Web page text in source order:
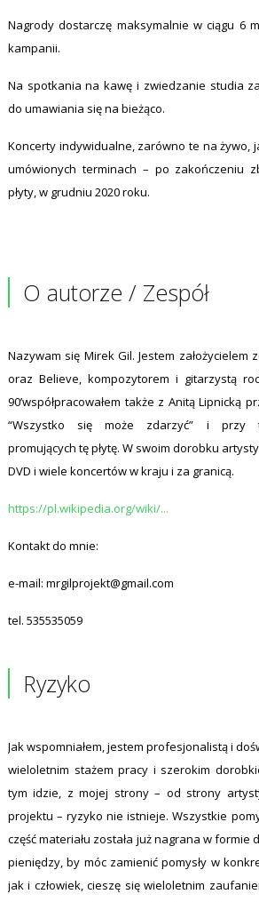
Nagrody dostarczę maksymalnie w ciągu 6
kampanii.
Na spotkania na kawę i zwiedzanie studia
do umawiania się na bieżąco.
Koncerty indywidualne, zarówno te na żywo,
umówionych terminach – po zakończeniu
płyty, w grudniu 2020 roku.
O autorze / Zespół
Nazywam się Mirek Gil. Jestem założycielem
oraz Believe, kompozytorem i gitarzystą
90’współpracowałem także z Anitą Lipnicką
“Wszystko się może zdarzyć” i przy
promujących tę płytę. W swoim dorobku
DVD i wiele koncertów w kraju i za granicą.
https://pl.wikipedia.org/wiki/...
Kontakt do mnie:
e-mail: mrgilprojekt@gmail.com
tel. 535535059
Ryzyko
Jak wspomniałem, jestem profesjonalistą i
wieloletnim stażem pracy i szerokim
tym idzie, z mojej strony – od strony
projektu – ryzyko nie istnieje. Wszystkie
część materiału została już nagrana w formie
pieniędzy, by móc zamienić pomysły w
jak i człowiek, cieszę się wieloletnim